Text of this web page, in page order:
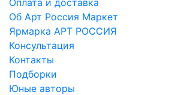
Об Арт Россия Маркет
Ярмарка АРТ РОССИЯ
Консультация
Контакты
Подборки
Юные авторы